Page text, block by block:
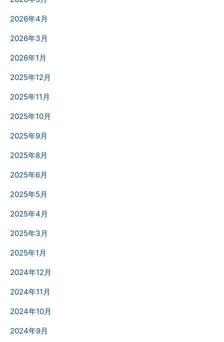
2026年4月
2026年3月
2026年1月
2025年12月
2025年11月
2025年10月
2025年9月
2025年8月
2025年6月
2025年5月
2025年4月
2025年3月
2025年1月
2024年12月
2024年11月
2024年10月
2024年9月